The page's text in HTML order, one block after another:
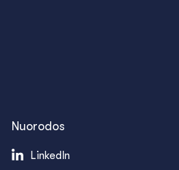
Nuorodos
LinkedIn